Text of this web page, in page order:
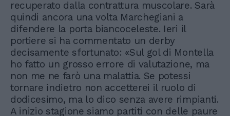
recuperato dalla contrattura muscolare. Sarà
quindi ancora una volta Marchegiani a
difendere la porta biancoceleste. Ieri il
portiere si ha commentato un derby
decisamente sfortunato: «Sul gol di Montella
ho fatto un grosso errore di valutazione, ma
non me ne farò una malattia. Se potessi
tornare indietro non accetterei il ruolo di
dodicesimo, ma lo dico senza avere rimpianti.
A inizio stagione siamo partiti con delle paure